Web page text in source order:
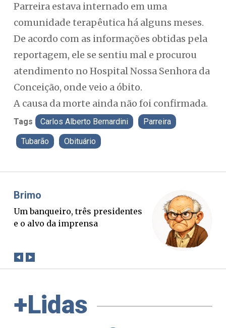
Parreira estava internado em uma
comunidade terapêutica há alguns meses.
De acordo com as informações obtidas pela
reportagem, ele se sentiu mal e procurou
atendimento no Hospital Nossa Senhora da
Conceição, onde veio a óbito.
A causa da morte ainda não foi confirmada.
Tags Carlos Alberto Bernardini Parreira
Tubarão Obituário
Misael Elias
O Boato corre mais rápido que a
verdade. Mas quem paga a
+Lidas